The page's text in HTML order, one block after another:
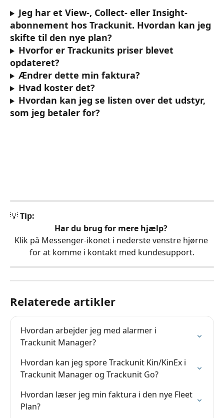
Jeg har et View-, Collect- eller Insight-
abonnement hos Trackunit. Hvordan kan jeg
skifte til den nye plan?
Hvorfor er Trackunits priser blevet
opdateret?
Ændrer dette min faktura?
Hvad koster det?
Hvordan kan jeg se listen over det udstyr,
som jeg betaler for?
💡 Tip:
Har du brug for mere hjælp?
Klik på Messenger-ikonet i nederste venstre hjørne
for at komme i kontakt med kundesupport.
Relaterede artikler
Hvordan arbejder jeg med alarmer i
Trackunit Manager?
Hvordan kan jeg spore Trackunit Kin/KinEx i
Trackunit Manager og Trackunit Go?
Hvordan læser jeg min faktura i den nye Fleet
Plan?